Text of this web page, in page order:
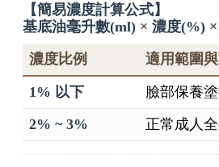
【簡易濃度計算公式】
基底油毫升數(ml) × 濃度(%)
濃度比例
適用範圍
1% 以下 臉部保養
2% ~ 3%
正常成人